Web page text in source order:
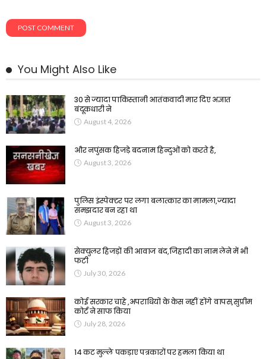
You Might Also Like
30 से ज्यादा पाकिस्तानी आतंकवादी मार दिए अज्ञात
बंदूकधारी ने
August 4, 2026
और नपुंसक हिजड़े बदनाम हिन्दुओं को करते है,
August 3, 2026
पुलिस इंस्पेक्टर पर लगा बलात्कार का मामला,ज्यादा
समझदार बन रहा था
August 3, 2026
सेक्युलर हिजड़ों की आवाज बंद,जिहादी का नाम लेने में भी
फटी
July 30, 2026
कोई सरकार चाहे ,अपराधियों के केस नहीं होंगे वापस,सुप्रीम
कोर्ट ने साफ किया
July 28, 2026
14 कट मुल्ले पकड़ाए पत्रकारों पर हमला किया था